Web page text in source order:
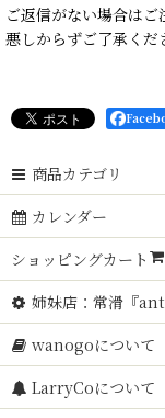
ご返信がない場合はご
悪しからずご了承くだ
商品カテゴリ
カレンダー
ショッピングカート
姉妹店：常滑『
wanogoについて
LarryCoについて